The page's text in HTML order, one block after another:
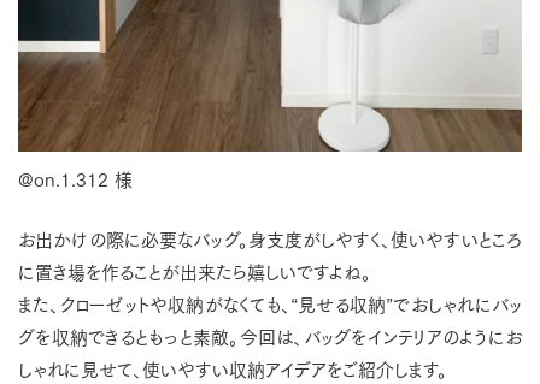
@on.1.312 様
お出かけの際に必要なバッグ。身支度がしやすく、使いやすいところ
に置き場を作ることが出来たら嬉しいですよね。
また、クローゼットや収納がなくても、“見せる収納”でおしゃれにバッ
グを収納できるともっと素敵。今回は、バッグをインテリアのようにお
しゃれに見せて、使いやすい収納アイデアをご紹介します。